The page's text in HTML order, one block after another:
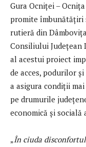
Gura Ocniței –
promite îmbunătățiri
rutieră din
Consiliului Județean
al acestui proiect
de acces, podurilor
a asigura condiții
pe drumurile
economică și socială
„În ciuda